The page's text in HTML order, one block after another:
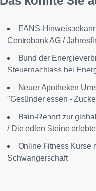
EANS-
Centrobank AG /
Bund der
Steuernachlass bei
Neuer Apotheken
"Gesünder essen -
Bain-Report zur
/ Die edlen Steine
Online Fitness Kurse
Schwangerschaft